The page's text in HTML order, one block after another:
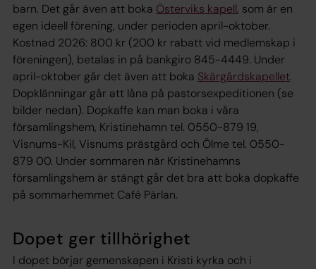
barn. Det går även att boka Österviks kapell, som är en
egen ideell förening, under perioden april-oktober.
Kostnad 2026: 800 kr (200 kr rabatt vid medlemskap i
föreningen), betalas in på bankgiro 845-4449. Under
april-oktober går det även att boka Skärgårdskapellet.
Dopklänningar går att låna på pastorsexpeditionen (se
bilder nedan). Dopkaffe kan man boka i våra
församlingshem, Kristinehamn tel. 0550-879 19,
Visnums-Kil, Visnums prästgård och Ölme tel. 0550-
879 00. Under sommaren när Kristinehamns
församlingshem är stängt går det bra att boka dopkaffe
på sommarhemmet Café Pärlan.
Dopet ger tillhörighet
I dopet börjar gemenskapen i Kristi kyrka och i